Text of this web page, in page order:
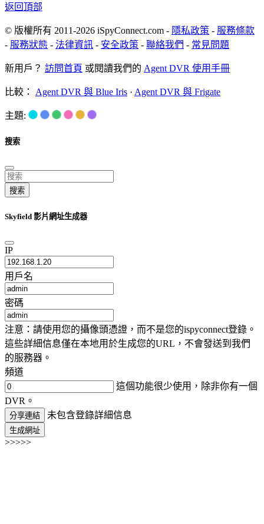
返回頂部
© 版權所有 2011-2026 iSpyConnect.com - 隱私政策 - 服務條款
- 服務狀態 - 法律資訊 - 安全政策 - 聯絡我們 - 常見問題
新用戶？ 訪問首頁 或閱讀我們的 Agent DVR 使用手冊
比較： Agent DVR 與 Blue Iris · Agent DVR 與 Frigate
主題:
搜索
搜索
Skyfield 影片網址生成器
IP
用戶名
密碼
注意：請使用您的攝像頭憑證，而不是您的ispyconnect登錄。
這些詳細信息僅在本地用於生成您的URL，不會發送到我們
的服務器。
頻道
這個功能很少使用，除非你有一個
DVR。
分享連結 未包含登錄詳細信息
生成網址
>>>>>